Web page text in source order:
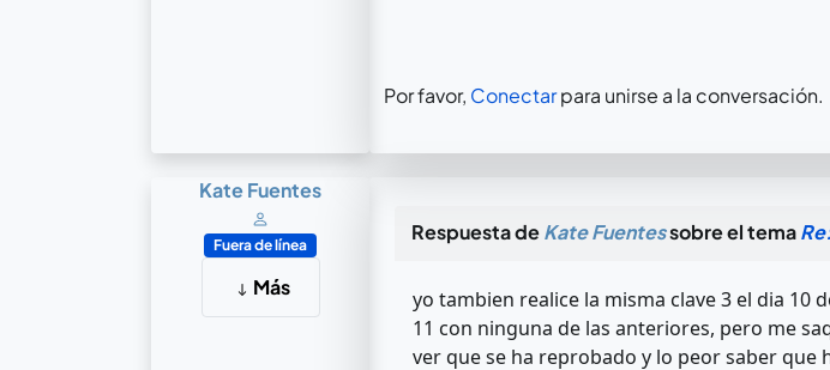
Por favor, Conectarpara unirse a la conversación.
Kate Fuentes
Fuera de línea
Más
Respuesta deKate Fuentessobre el tema
yo tambien realice la misma clave 3 el dia
11 con ninguna de las anteriores, pero me
ver que se ha reprobado y lo peor saber